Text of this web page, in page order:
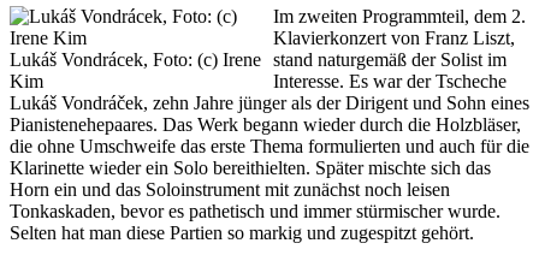
Lukáš Vondrácek, Foto: (c) Irene
Kim
Im zweiten Programmteil, dem 2.
Klavierkonzert von Franz Liszt,
stand naturgemäß der Solist im
Interesse. Es war der Tscheche
Lukáš Vondráček, zehn Jahre jünger als der Dirigent und Sohn eines
Pianistenehepaares. Das Werk begann wieder durch die Holzbläser,
die ohne Umschweife das erste Thema formulierten und auch für die
Klarinette wieder ein Solo bereithielten. Später mischte sich das
Horn ein und das Soloinstrument mit zunächst noch leisen
Tonkaskaden, bevor es pathetisch und immer stürmischer wurde.
Selten hat man diese Partien so markig und zugespitzt gehört.